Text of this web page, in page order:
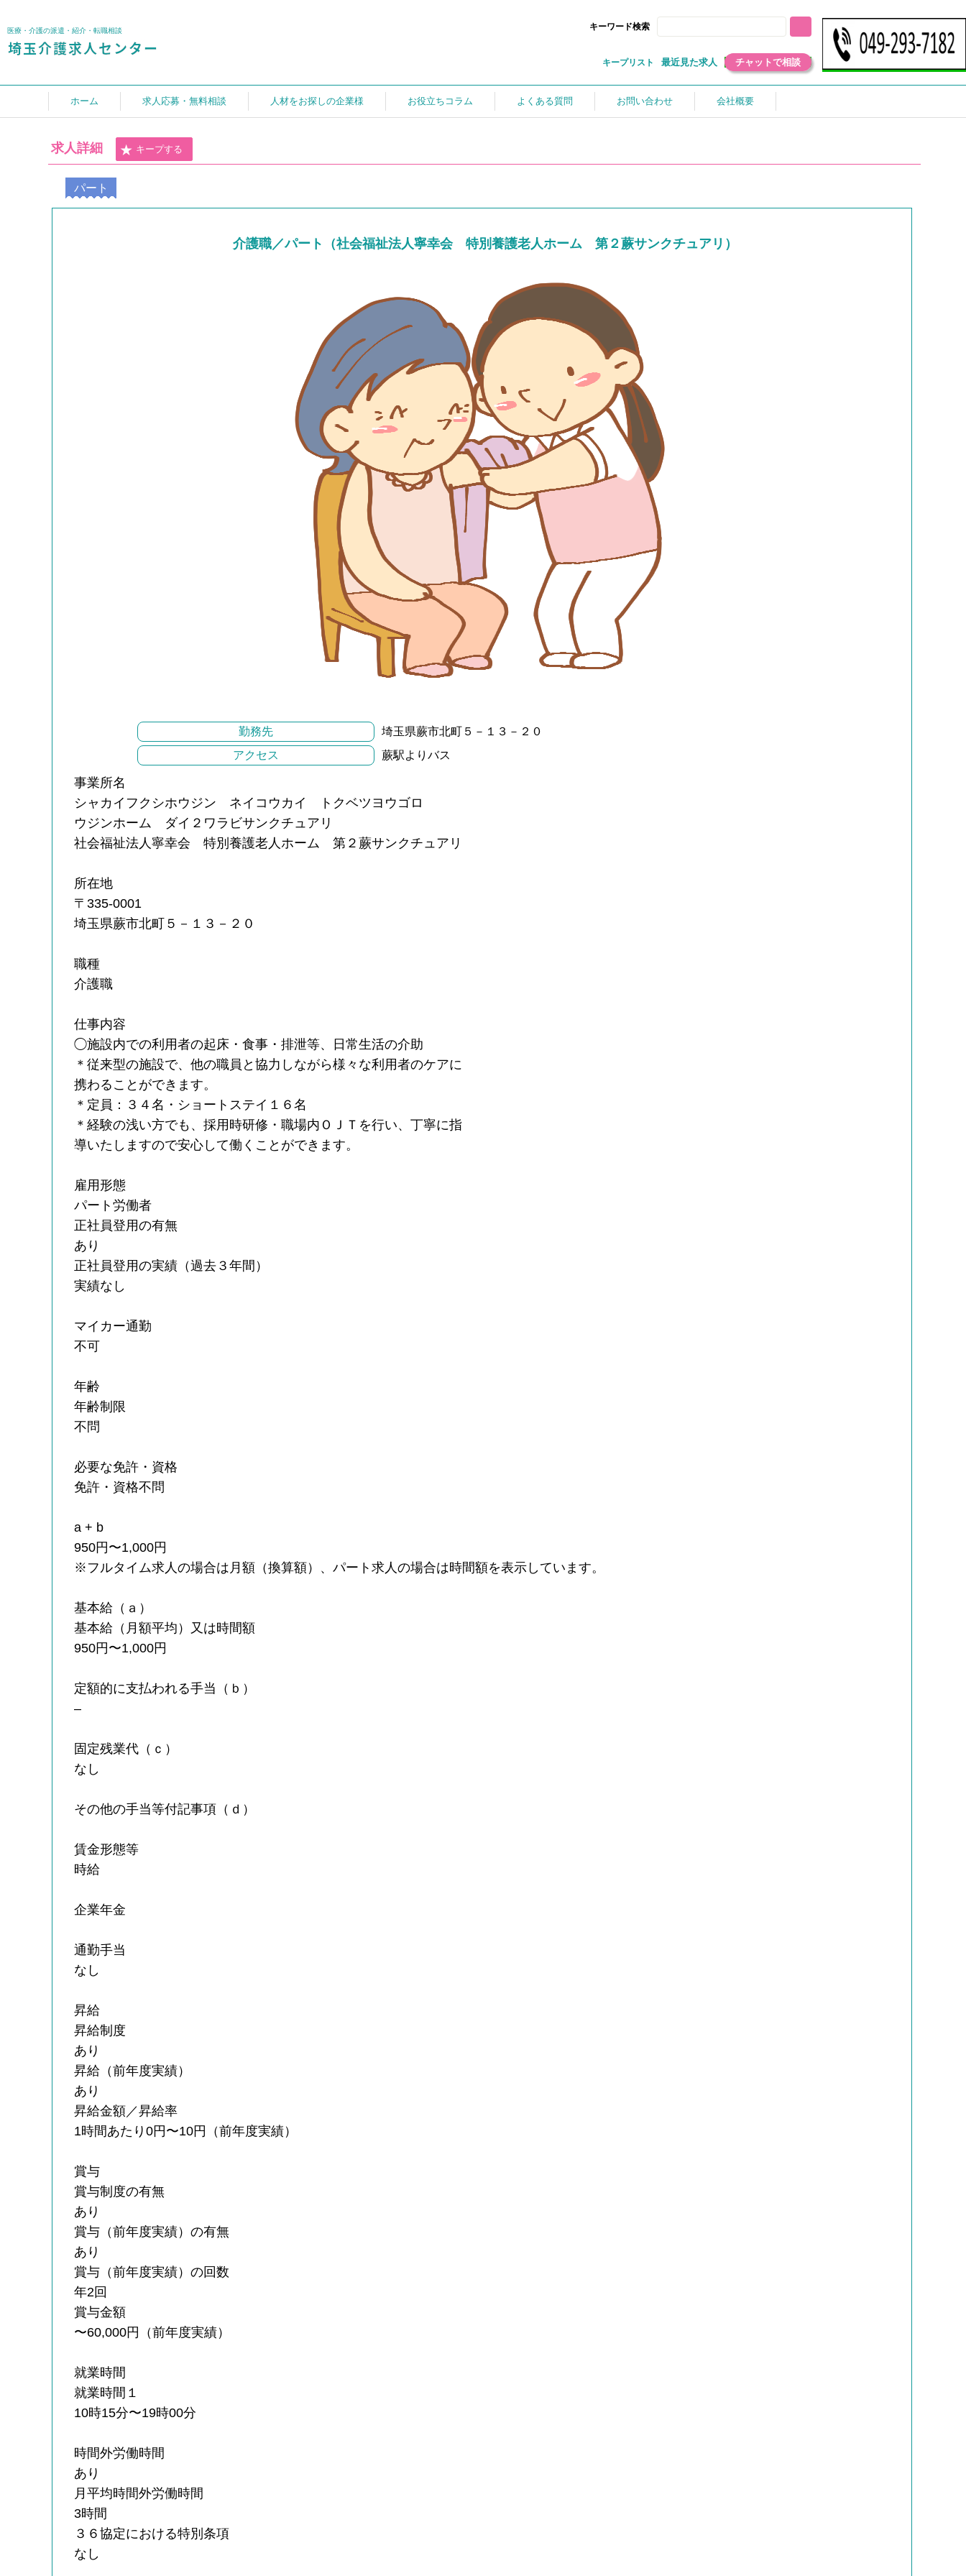
医療・介護の派遣・紹介・転職相談 キーワード検索
キープリスト 最近見た求人 チャットで相談
ホーム 求人応募・無料相談 人材をお探しの企業様 お役立ちコラム よくある質問 お問い合わせ 会社概要
求人詳細 キープする
パート
介護職／パート（社会福祉法人寧幸会 特別養護老人ホーム 第２蕨サンクチュアリ）
勤務先
埼玉県蕨市北町５－１３－２０
アクセス
蕨駅よりバス
事業所名
シャカイフクシホウジン ネイコウカイ トクベツヨウゴロ
ウジンホーム ダイ２ワラビサンクチュアリ
社会福祉法人寧幸会 特別養護老人ホーム 第２蕨サンクチュアリ
所在地
〒335-0001
埼玉県蕨市北町５－１３－２０
職種
介護職
仕事内容
◯施設内での利用者の起床・食事・排泄等、日常生活の介助
＊従来型の施設で、他の職員と協力しながら様々な利用者のケアに
携わることができます。
＊定員：３４名・ショートステイ１６名
＊経験の浅い方でも、採用時研修・職場内ＯＪＴを行い、丁寧に指
導いたしますので安心して働くことができます。
雇用形態
パート労働者
正社員登用の有無
あり
正社員登用の実績（過去３年間）
実績なし
マイカー通勤
不可
年齢
年齢制限
不問
必要な免許・資格
免許・資格不問
a + b
950円〜1,000円
※フルタイム求人の場合は月額（換算額）、パート求人の場合は時間額を表示しています。
基本給（ａ）
基本給（月額平均）又は時間額
950円〜1,000円
定額的に支払われる手当（ｂ）
–
固定残業代（ｃ）
なし
その他の手当等付記事項（ｄ）
賃金形態等
時給
企業年金
通勤手当
なし
昇給
昇給制度
あり
昇給（前年度実績）
あり
昇給金額／昇給率
1時間あたり0円〜10円（前年度実績）
賞与
賞与制度の有無
あり
賞与（前年度実績）の有無
あり
賞与（前年度実績）の回数
年2回
賞与金額
〜60,000円（前年度実績）
就業時間
就業時間１
10時15分〜19時00分
時間外労働時間
あり
月平均時間外労働時間
3時間
３６協定における特別条項
なし